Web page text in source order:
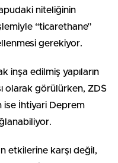
niteliğinin
“ticarethane”
gerekiyor.
inşa edilmiş yapıların
olarak görülürken, ZDS
ise İhtiyari Deprem
etkilerine karşı değil,